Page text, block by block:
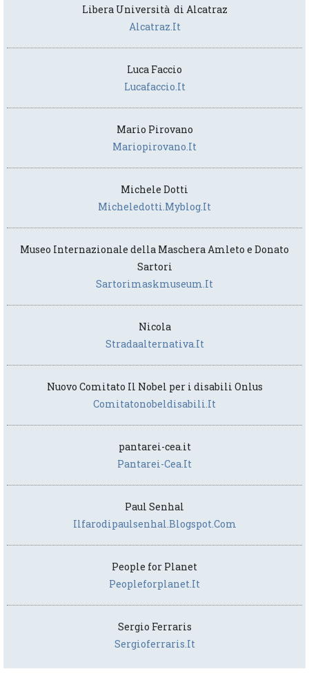
Libera Università di Alcatraz
Alcatraz.it
Luca Faccio
Lucafaccio.it
Mario Pirovano
Mariopirovano.it
Michele Dotti
Micheledotti.myblog.it
Museo Internazionale della Maschera Amleto e Donato
Sartori
Sartorimaskmuseum.it
Nicola
Stradaalternativa.it
Nuovo Comitato Il Nobel per i disabili Onlus
Comitatonobeldisabili.it
pantarei-cea.it
Pantarei-Cea.it
Paul Senhal
Ilfarodipaulsenhal.blogspot.com
People for Planet
Peopleforplanet.it
Sergio Ferraris
Sergioferraris.it